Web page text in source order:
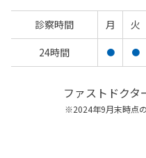
診察時間 月 火
24時間
● ●
ファストドクタ
※2024年9月末時点